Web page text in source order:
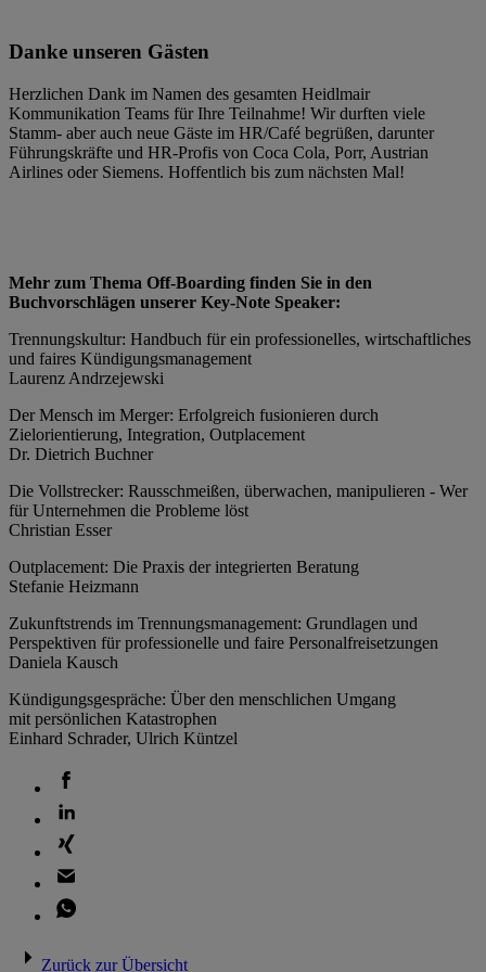
Danke unseren Gästen
Herzlichen Dank im Namen des gesamten Heidlmair
Kommunikation Teams für Ihre Teilnahme! Wir durften viele
Stamm- aber auch neue Gäste im HR/Café begrüßen, darunter
Führungskräfte und HR-Profis von Coca Cola, Porr, Austrian
Airlines oder Siemens. Hoffentlich bis zum nächsten Mal!
Mehr zum Thema Off-Boarding finden Sie in den
Buchvorschlägen unserer Key-Note Speaker:
Trennungskultur: Handbuch für ein professionelles, wirtschaftliches
und faires Kündigungsmanagement
Laurenz Andrzejewski
Der Mensch im Merger: Erfolgreich fusionieren durch
Zielorientierung, Integration, Outplacement
Dr. Dietrich Buchner
Die Vollstrecker: Rausschmeißen, überwachen, manipulieren - Wer
für Unternehmen die Probleme löst
Christian Esser
Outplacement: Die Praxis der integrierten Beratung
Stefanie Heizmann
Zukunftstrends im Trennungsmanagement: Grundlagen und
Perspektiven für professionelle und faire Personalfreisetzungen
Daniela Kausch
Kündigungsgespräche: Über den menschlichen Umgang
mit persönlichen Katastrophen
Einhard Schrader, Ulrich Küntzel
Zurück zur Übersicht